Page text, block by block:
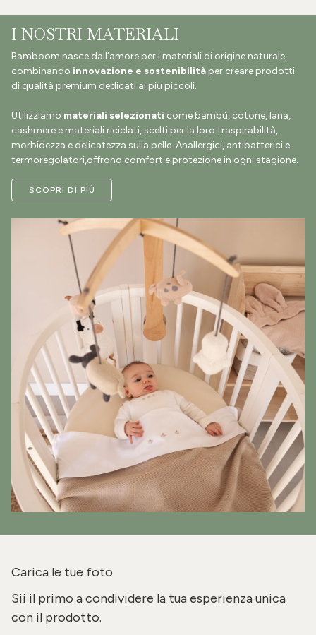
I NOSTRI MATERIALI
Bamboom nasce dall’amore per i materiali di origine naturale,
combinando innovazione e sostenibilità per creare prodotti
di qualità premium dedicati ai più piccoli.
Utilizziamo materiali selezionati come bambù, cotone, lana,
cashmere e materiali riciclati, scelti per la loro traspirabilità,
morbidezza e delicatezza sulla pelle. Anallergici, antibatterici e
termoregolatori,offrono comfort e protezione in ogni stagione.
SCOPRI DI PIÙ
Carica le tue foto
Sii il primo a condividere la tua esperienza unica
con il prodotto.